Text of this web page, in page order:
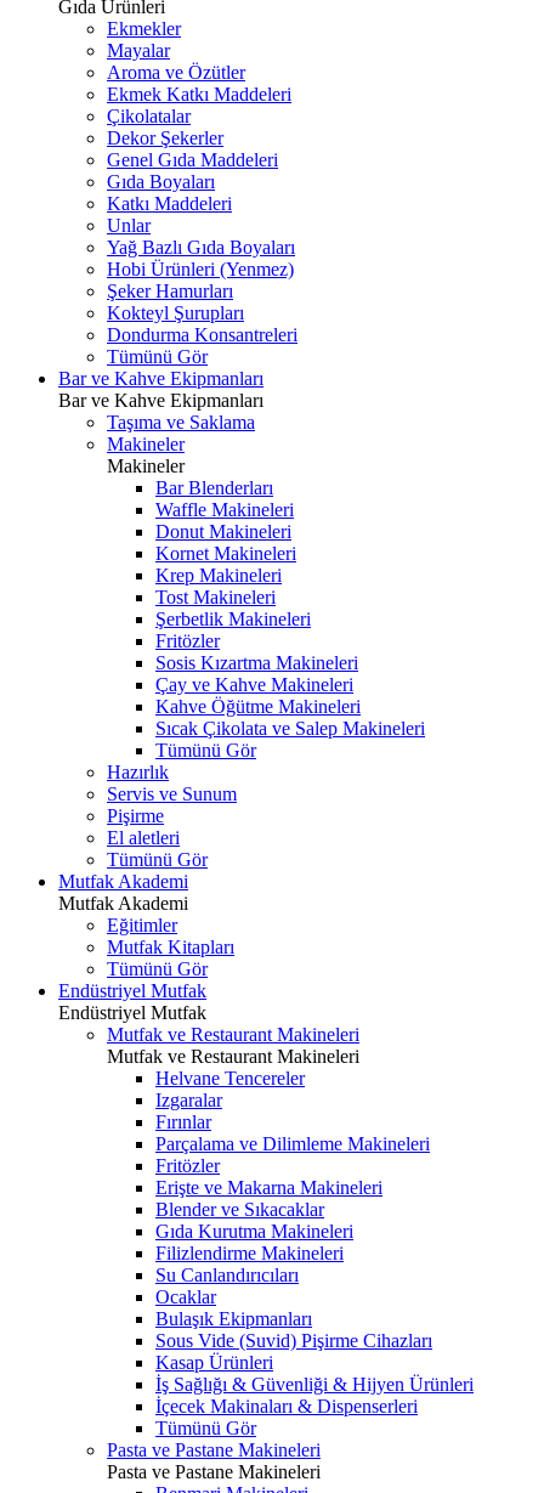
Gıda Ürünleri
Ekmekler
Mayalar
Aroma ve Özütler
Ekmek Katkı Maddeleri
Çikolatalar
Dekor Şekerler
Genel Gıda Maddeleri
Gıda Boyaları
Katkı Maddeleri
Unlar
Yağ Bazlı Gıda Boyaları
Hobi Ürünleri (Yenmez)
Şeker Hamurları
Kokteyl Şurupları
Dondurma Konsantreleri
Tümünü Gör
Bar ve Kahve Ekipmanları
Bar ve Kahve Ekipmanları
Taşıma ve Saklama
Makineler
Makineler
Bar Blenderları
Waffle Makineleri
Donut Makineleri
Kornet Makineleri
Krep Makineleri
Tost Makineleri
Şerbetlik Makineleri
Fritözler
Sosis Kızartma Makineleri
Çay ve Kahve Makineleri
Kahve Öğütme Makineleri
Sıcak Çikolata ve Salep Makineleri
Tümünü Gör
Hazırlık
Servis ve Sunum
Pişirme
El aletleri
Tümünü Gör
Mutfak Akademi
Mutfak Akademi
Eğitimler
Mutfak Kitapları
Tümünü Gör
Endüstriyel Mutfak
Endüstriyel Mutfak
Mutfak ve Restaurant Makineleri
Mutfak ve Restaurant Makineleri
Helvane Tencereler
Izgaralar
Fırınlar
Parçalama ve Dilimleme Makineleri
Fritözler
Erişte ve Makarna Makineleri
Blender ve Sıkacaklar
Gıda Kurutma Makineleri
Filizlendirme Makineleri
Su Canlandırıcıları
Ocaklar
Bulaşık Ekipmanları
Sous Vide (Suvid) Pişirme Cihazları
Kasap Ürünleri
İş Sağlığı & Güvenliği & Hijyen Ürünleri
İçecek Makinaları & Dispenserleri
Tümünü Gör
Pasta ve Pastane Makineleri
Pasta ve Pastane Makineleri